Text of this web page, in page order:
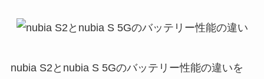
nubia S2とnubia S 5Gのバッテリー性能の違いを